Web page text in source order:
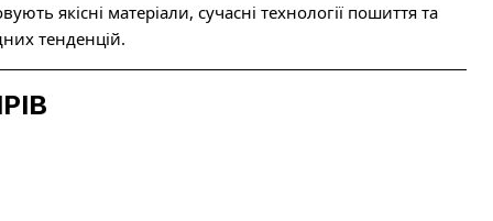
якісні матеріали, сучасні технології пошиття та
тенденцій.